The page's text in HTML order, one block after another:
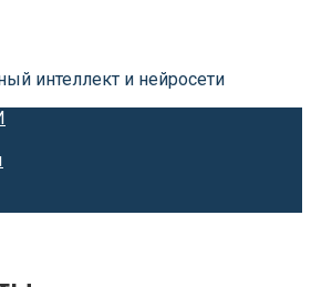
интеллект и нейросети